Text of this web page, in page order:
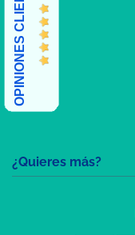
¿Quieres más?
OPINIONES CLIENTES